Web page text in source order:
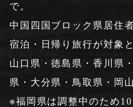
Tel. 0837-
で。
中国四国ブロック県居住
宿泊・日帰り旅行が対象
山口県・徳島県・香川県
県・大分県・鳥取県・岡
※福岡県は調整中のため
予約の確認・